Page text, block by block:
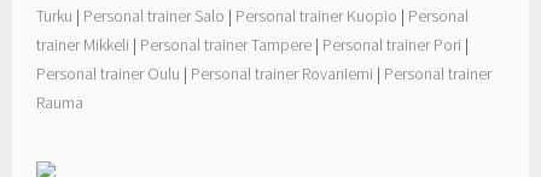
Turku | Personal trainer Salo | Personal trainer Kuopio | Personal
trainer Mikkeli | Personal trainer Tampere | Personal trainer Pori |
Personal trainer Oulu | Personal trainer Rovaniemi | Personal trainer
Rauma